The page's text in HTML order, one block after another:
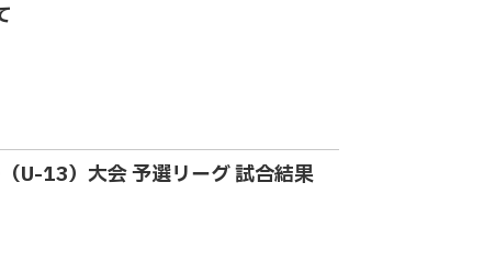
U-13）大会 予選リーグ 試合結果